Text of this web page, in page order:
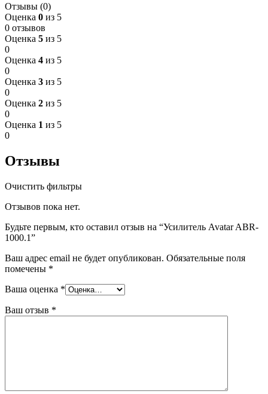
Отзывы (0)
Оценка 0 из 5
0 отзывов
Оценка 5 из 5
0
Оценка 4 из 5
0
Оценка 3 из 5
0
Оценка 2 из 5
0
Оценка 1 из 5
0
Отзывы
Очистить фильтры
Отзывов пока нет.
Будьте первым, кто оставил отзыв на “Усилитель Avatar ABR-
1000.1”
Ваш адрес email не будет опубликован. Обязательные поля
помечены *
Ваша оценка *
Ваш отзыв *